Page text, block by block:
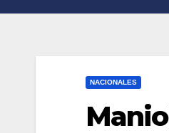
NACIONALES
n